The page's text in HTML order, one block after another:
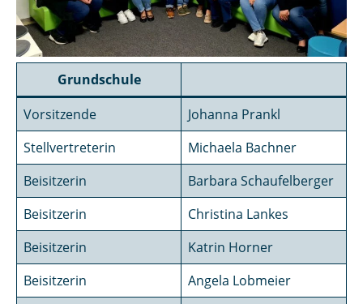
Grundschule
Vorsitzende
Johanna Prankl
Stellvertreterin
Michaela Bachner
Beisitzerin
Barbara Schaufelberger
Beisitzerin
Christina Lankes
Beisitzerin
Katrin Horner
Beisitzerin
Angela Lobmeier